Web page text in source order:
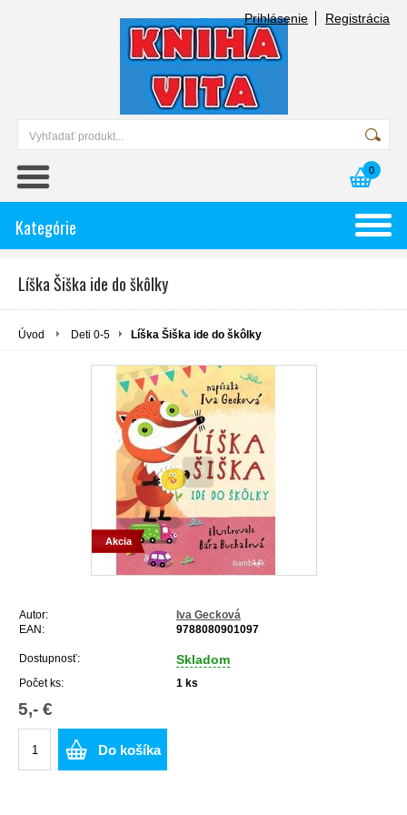
Prihlásenie Registrácia
0
Kategórie
Líška Šiška ide do škôlky
Úvod Deti 0-5 Líška Šiška ide do škôlky
Akcia
Autor:
Iva Gecková
EAN:
9788080901097
Dostupnosť: Skladom
Počet ks: 1 ks
5,- €
Do košíka